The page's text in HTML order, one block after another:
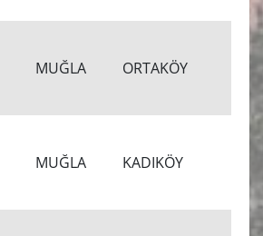
MUĞLA ORTAKÖY
MUĞLA KADIKÖY